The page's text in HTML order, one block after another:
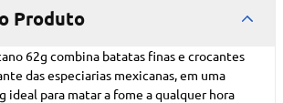
Produto
62g combina batatas finas e crocantes
das especiarias mexicanas, em uma
ideal para matar a fome a qualquer hora